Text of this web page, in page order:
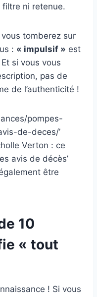
ni retenue.
tomberez sur
: « impulsif » est
si vous vous
pas de
de l’authenticité !
pompes-
de-deces/’
Verton : ce
avis de décès’
être
10
« tout
! Si vous